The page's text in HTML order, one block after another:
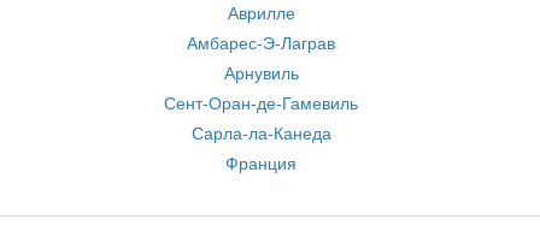
Аврилле
Амбарес-Э-Лаграв
Арнувиль
Сент-Оран-де-Гамевиль
Сарла-ла-Канеда
Франция